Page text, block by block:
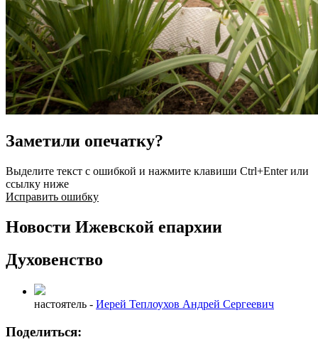
Заметили опечатку?
Выделите текст с ошибкой и нажмите клавиши Ctrl+Enter или
ссылку ниже
Исправить ошибку
Новости Ижевской епархии
Духовенство
настоятель - Иерей Теплоухов Андрей Сергеевич
Поделиться: